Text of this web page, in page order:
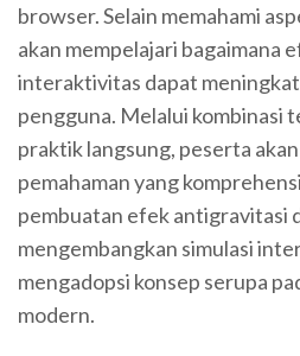
browser. Selain memahami
akan mempelajari bagaimana
interaktivitas dapat
pengguna. Melalui kombinasi
praktik langsung, peserta
pemahaman yang
pembuatan efek antigravitasi
mengembangkan simulasi
mengadopsi konsep serupa
modern.